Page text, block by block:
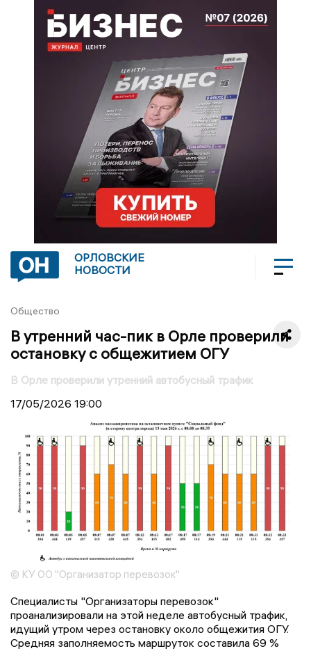
ОРЛОВСКИЕ
НОВОСТИ
Общество
В утренний час-пик в Орле проверили
остановку с общежитием ОГУ
В Орле проверили утренний автобусный трафик
17/05/2026 19:00
© КУ ОО "Организатор перевозок"
Специалисты "Организаторы перевозок"
проанализировали на этой неделе автобусный трафик,
идущий утром через остановку около общежития ОГУ.
Средняя заполняемость маршруток составила 69 %